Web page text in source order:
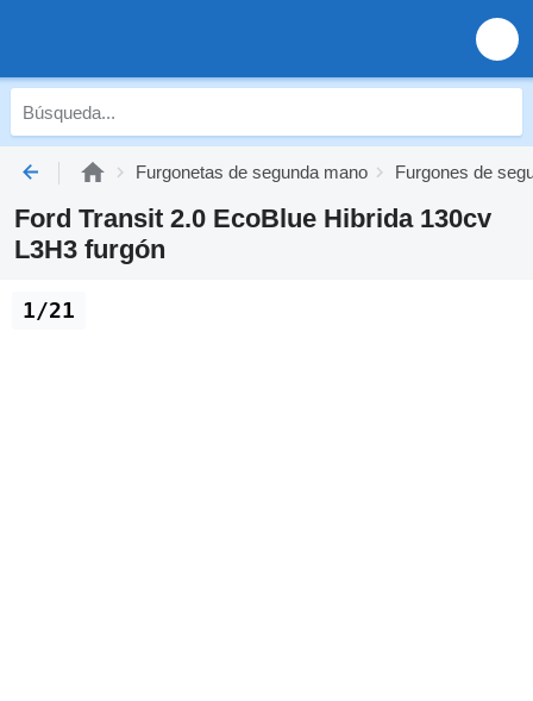
Furgonetas de segunda mano Furgones de
Ford Transit 2.0 EcoBlue Hibrida 130cv
L3H3 furgón
1/21